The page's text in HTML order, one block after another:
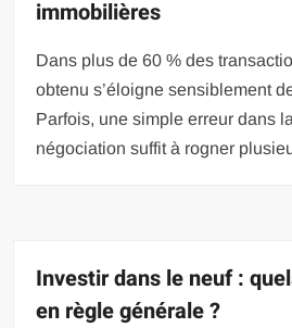
immobilières
Dans plus de 60 % des
obtenu s’éloigne sensiblement
Parfois, une simple erreur dans
négociation suffit à rogner
Investir dans le neuf :
en règle générale ?